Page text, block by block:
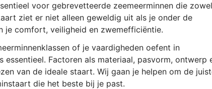
voor gebrevetteerde zeemeerminnen die zowel
ziet er niet alleen geweldig uit als je onder de
je comfort, veiligheid en zwemefficiëntie.
of je vaardigheden oefent in
Factoren als materiaal, pasvorm, ontwerp
van de ideale staart. Wij gaan je helpen om de
die het beste bij je past.